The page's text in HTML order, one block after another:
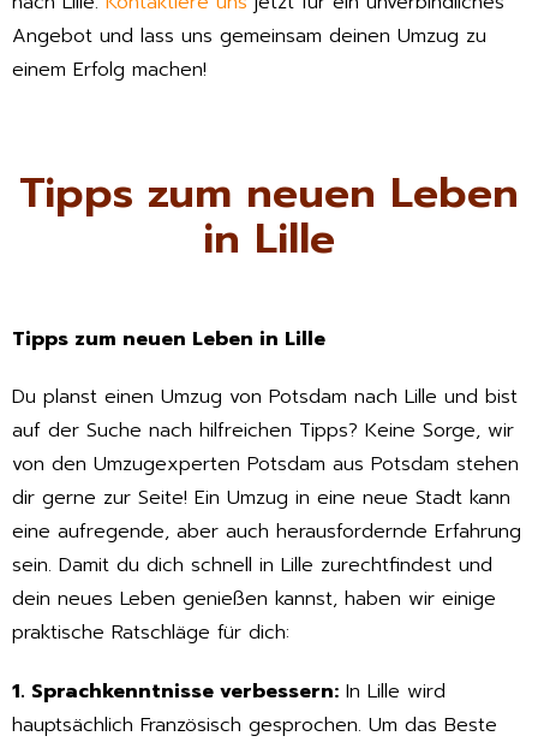
Angebot und lass uns gemeinsam deinen Umzug zu
einem Erfolg machen!
Tipps zum neuen Leben
in Lille
Tipps zum neuen Leben in Lille
Du planst einen Umzug von Potsdam nach Lille und bist
auf der Suche nach hilfreichen Tipps? Keine Sorge, wir
von den Umzugexperten Potsdam aus Potsdam stehen
dir gerne zur Seite! Ein Umzug in eine neue Stadt kann
eine aufregende, aber auch herausfordernde Erfahrung
sein. Damit du dich schnell in Lille zurechtfindest und
dein neues Leben genießen kannst, haben wir einige
praktische Ratschläge für dich:
1. Sprachkenntnisse verbessern: In Lille wird
hauptsächlich Französisch gesprochen. Um das Beste